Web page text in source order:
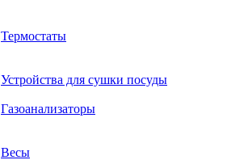
Термостаты
Устройства для сушки посуды
Газоанализаторы
Весы